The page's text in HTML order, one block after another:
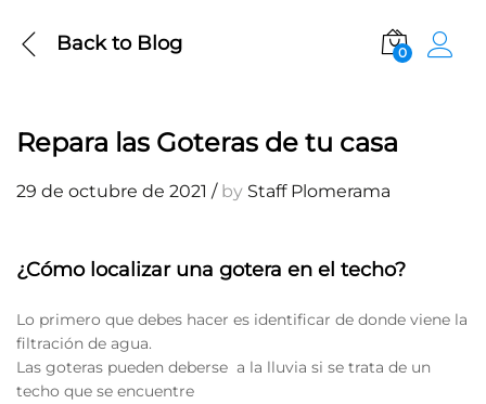
Back toBlog 0
Repara las Goteras de tu casa
29 de octubre de 2021 /by Staff Plomerama
¿Cómo localizar una gotera en el techo?
Lo primero que debes hacer es identificar de donde viene la
filtración de agua.
Las goteras pueden deberse a la lluvia si se trata de un
techo que se encuentre